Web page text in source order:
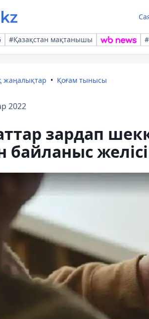
#Қазақстан мақтанышы
жаңалықтар Қоғам тынысы
2022
зардап
байланыс